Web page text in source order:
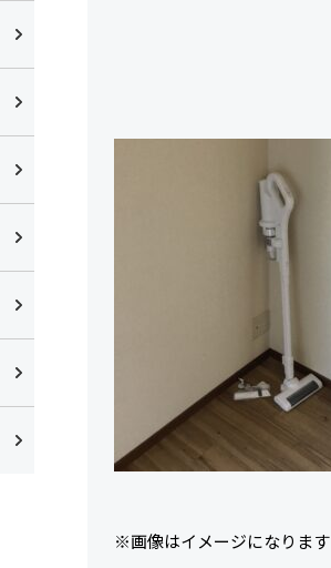
※画像はイメージになります